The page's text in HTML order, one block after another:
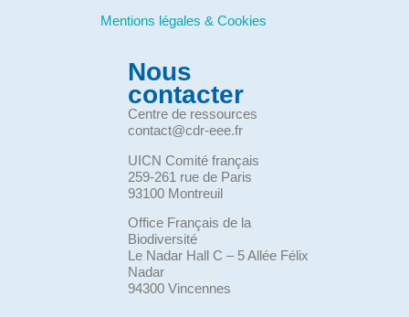
Mentions légales & Cookies
Nous
contacter
Centre de ressources
contact@cdr-eee.fr
UICN Comité français
259-261 rue de Paris
93100 Montreuil
Office Français de la
Biodiversité
Le Nadar Hall C – 5 Allée Félix
Nadar
94300 Vincennes